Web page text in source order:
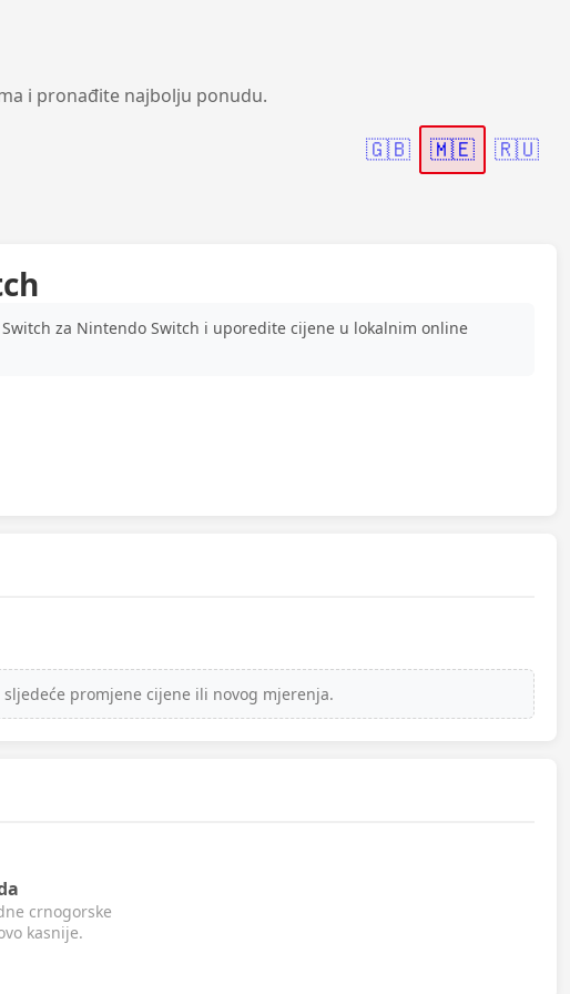
i pronađite najbolju ponudu.
🇬🇧 🇲🇪 🇷🇺
za Nintendo Switch i uporedite cijene u lokalnim online
promjene cijene ili novog mjerenja.
crnogorske
kasnije.